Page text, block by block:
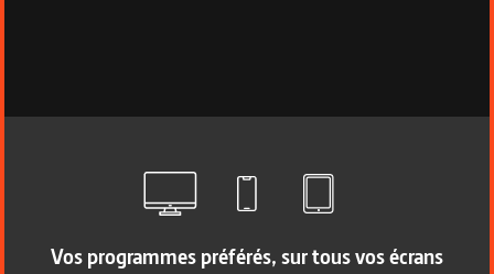
Vos programmes préférés, sur tous vos écrans